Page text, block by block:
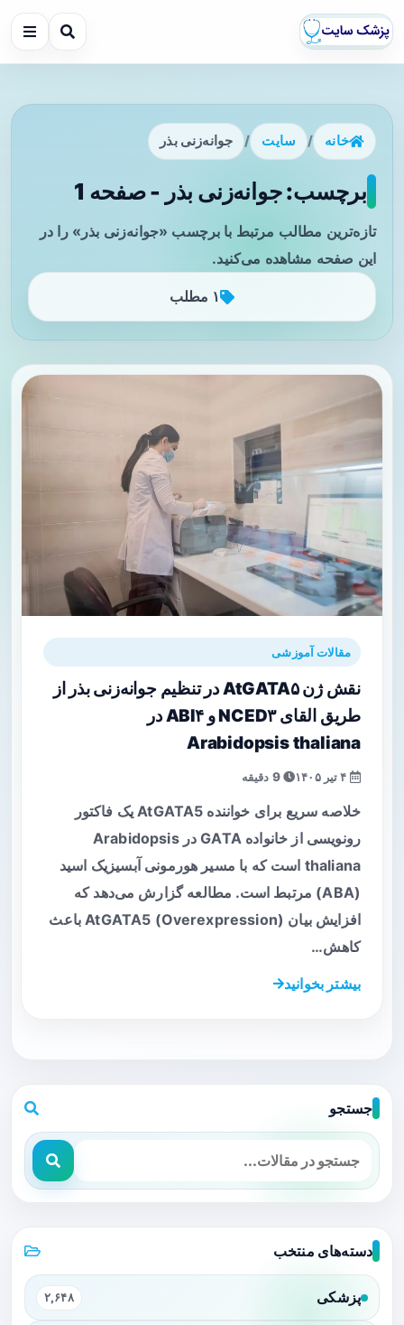
خانه / سایت / جوانه‌زنی بذر
برچسب: جوانه‌زنی بذر - صفحه 1
تازه‌ترین مطالب مرتبط با برچسب «جوانه‌زنی بذر» را در
این صفحه مشاهده می‌کنید.
۱ مطلب
مقالات آموزشی
نقش ژن AtGATA۵ در تنظیم جوانه‌زنی بذر از
طریق القای NCED۳ و ABI۴ در
Arabidopsis thaliana
9 دقیقه
خلاصه سریع برای خواننده AtGATA5 یک فاکتور
رونویسی از خانواده GATA در Arabidopsis
thaliana است که با مسیر هورمونی آبسیزیک اسید
(ABA) مرتبط است. مطالعه گزارش می‌دهد که
افزایش بیان AtGATA5 (Overexpression) باعث
کاهش…
بیشتر بخوانید
جستجو
دسته‌های منتخب
پزشکی ۲,۶۴۸